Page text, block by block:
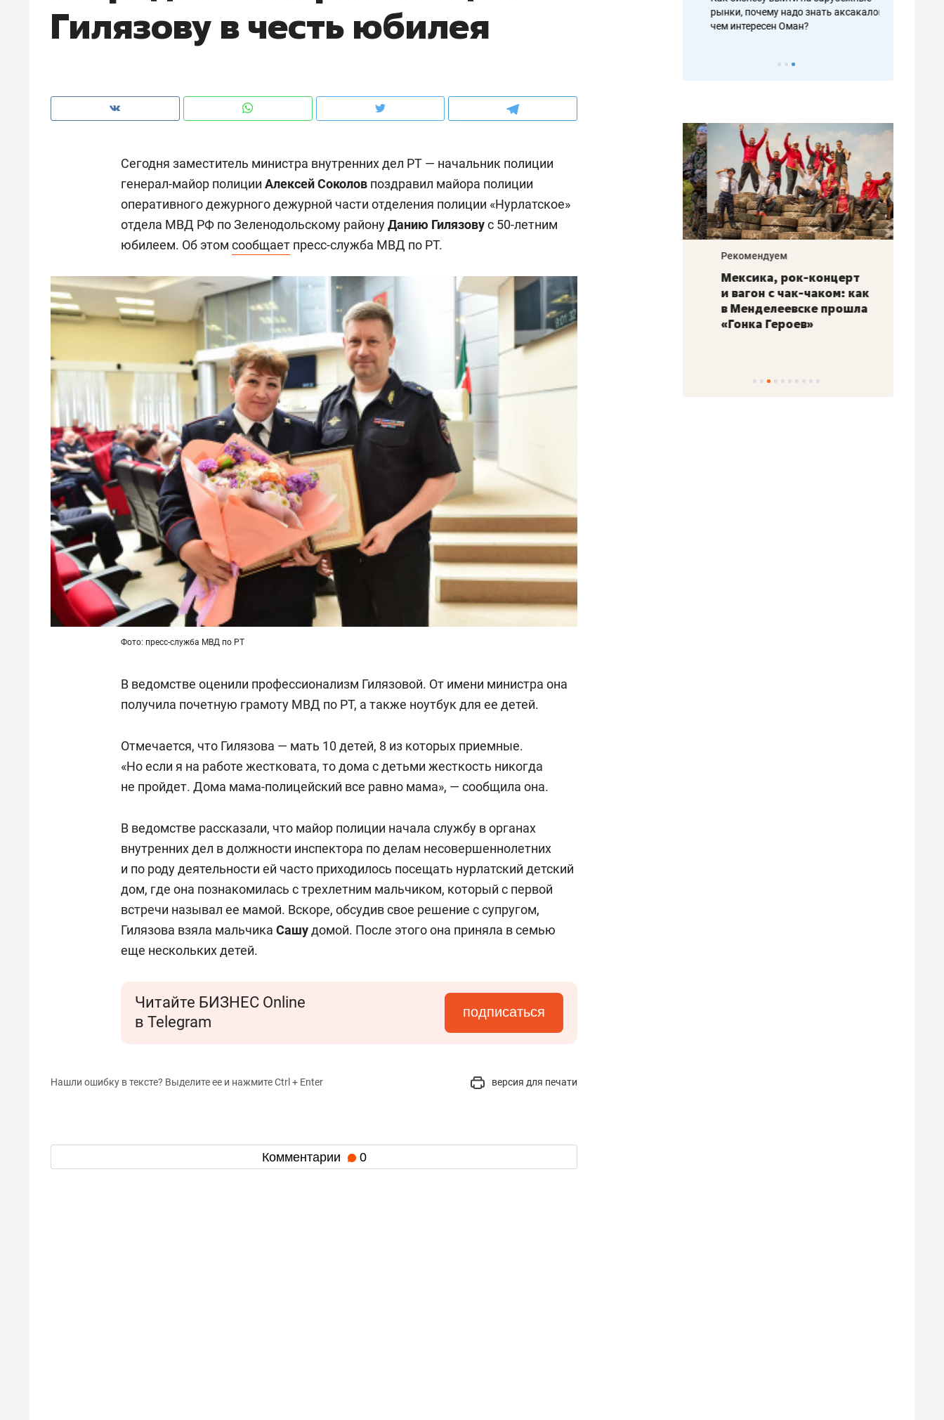
Гилязову в честь юбилея
Сегодня заместитель министра внутренних дел РТ — начальник полиции
генерал-майор полиции Алексей Соколов поздравил майора полиции
оперативного дежурного дежурной части отделения полиции «Нурлатское»
отдела МВД РФ по Зеленодольскому районуДанию Гилязовус 50-летним
юбилеем. Об этом сообщает пресс-служба МВД по РТ.
Фото: пресс-служба МВД по РТ
В ведомстве оценили профессионализм Гилязовой. От имени министра она
получила почетную грамоту МВД по РТ, а также ноутбук для ее детей.
Отмечается, что Гилязова — мать 10 детей, 8 из которых приемные.
«Но если я на работе жестковата, то дома с детьми жесткость никогда
не пройдет. Дома мама-полицейский все равно мама», — сообщила она.
В ведомстве рассказали, что майор полиции начала службу в органах
внутренних дел в должности инспектора по делам несовершеннолетних
и по роду деятельности ей часто приходилось посещать нурлатский детский
дом, где она познакомилась с трехлетним мальчиком, который с первой
встречи называл ее мамой. Вскоре, обсудив свое решение с супругом,
Гилязова взяла мальчика Сашудомой. После этого она приняла в семью
еще нескольких детей.
Читайте БИЗНЕС Online
в Telegram
подписаться
Нашли ошибку в тексте? Выделите ее и нажмите Ctrl + Enter версия для печати
Комментарии 0
чем интересен Оман?
о трехкратном росте цен, дотошных
клиентах и чудных запросах мастеров
рынки, почему надо знать аксакалов и
чем интересен Оман?
Как ГК «МИР ГРУПП» и ВТБ
создают оазис жилого
комфорта под Казанью
Рекомендуем
150 камер до квартиры и Face
ID вместо ключа: какой будет
безопасность в ЖК «Нова»
Опыт выживания в дикой
природе, работа
с ментальным и физическим
состоянием как основа
антихрупких команд
Рекомендуем
Мексика, рок-концерт
и вагон с чак-чаком: как
в Менделеевске прошла
«Гонка Героев»